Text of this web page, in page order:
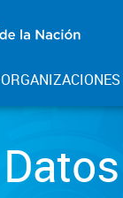
ORGANIZACIONES
Datos